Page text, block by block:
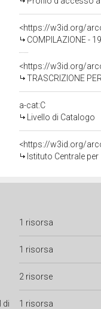
<https://w3id.org/
COMPILAZIONE -
<https://w3id.org/
TRASCRIZIONE
a-cat:C
Livello di Catalogo
<https://w3id.org/
Istituto Centrale
1 risorsa
1 risorsa
2 risorse
di 1 risorsa